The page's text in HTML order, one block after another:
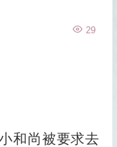
29
和尚被要求去